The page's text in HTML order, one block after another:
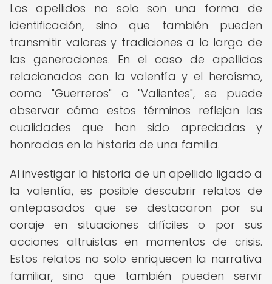
Los apellidos no solo son una forma de
identificación, sino que también pueden
transmitir valores y tradiciones a lo largo de
las generaciones. En el caso de apellidos
relacionados con la valentía y el heroísmo,
como "Guerreros" o "Valientes", se puede
observar cómo estos términos reflejan las
cualidades que han sido apreciadas y
honradas en la historia de una familia.
Al investigar la historia de un apellido ligado a
la valentía, es posible descubrir relatos de
antepasados que se destacaron por su
coraje en situaciones difíciles o por sus
acciones altruistas en momentos de crisis.
Estos relatos no solo enriquecen la narrativa
familiar, sino que también pueden servir